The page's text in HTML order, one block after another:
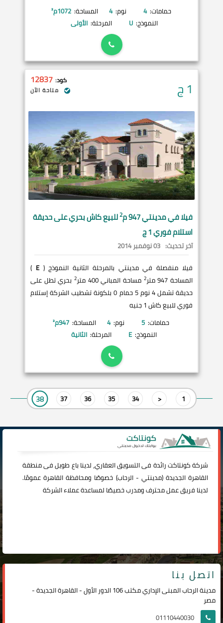
حمامات: 4 نوم: 4 المساحة: 1072م²
النموذج: U المرحلة: الأولى
1ج كود: 12837
متاحة الآن
فيلا فيمدينتي 2للبيع كاش بحري على حديقة
استلام فوري 1 ج
آخر تحديث: 03 نوفمبر 2014
فيلا منفصلة في مدينتي بالمرحلة الثانية النموذج (E
)
المساحة 947 متر
2 مساحة المباني 400 متر 2 بحري تطل على
حديقة تشمل 4 نوم 5 حمام 0 بلكونة تشطيب الشركة إستلام
فوري للبيع كاش 1 جنيه
حمامات: 5 نوم: 4 المساحة: 947م²
النموذج: E المرحلة: الثانية
1
<
34
35
36
37
38
شركةكونتاكترائدة فى التسويق العقاري، لدينا باع طويل فى منطقة
القاهرة الجديدة (مدينتي -الرحاب) خصوصًا ومحافظة القاهرة عمومًا.
لدينا فريق عمل محترف ومدرب خصيصًا لمساعدة عملاء الشركة
اتصل بنا
مدينة الرحاب المبنى الإداري مكتب 106 الدور الأول - القاهرة الجديدة -
مصر
01110440030